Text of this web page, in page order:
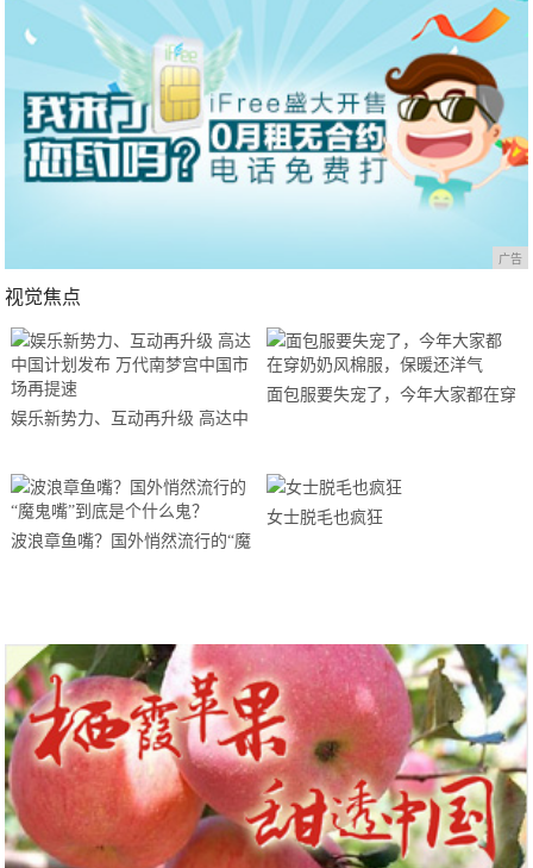
广告
视觉焦点
娱乐新势力、互动再升级 高达中
再提速
面包服要失宠了，今年大家都在穿
波浪章鱼嘴？国外悄然流行的“魔
女士脱毛也疯狂